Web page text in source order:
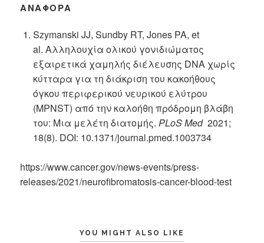
ΑΝΑΦΟΡΆ
Szymanski JJ, Sundby RT, Jones PA, et
al. Αλληλουχία ολικού γονιδιώματος
εξαιρετικά χαμηλής διέλευσης DNA χωρίς
κύτταρα για τη διάκριση του κακοήθους
όγκου περιφερικού νευρικού ελύτρου
(MPNST) από την καλοήθη πρόδρομη βλάβη
του: Μια μελέτη διατομής. PLoS Med2021;
18(8). DOI: 10.1371/journal.pmed.1003734
https://www.cancer.gov/news-events/press-
releases/2021/neurofibromatosis-cancer-blood-test
YOU MIGHT ALSO LIKE